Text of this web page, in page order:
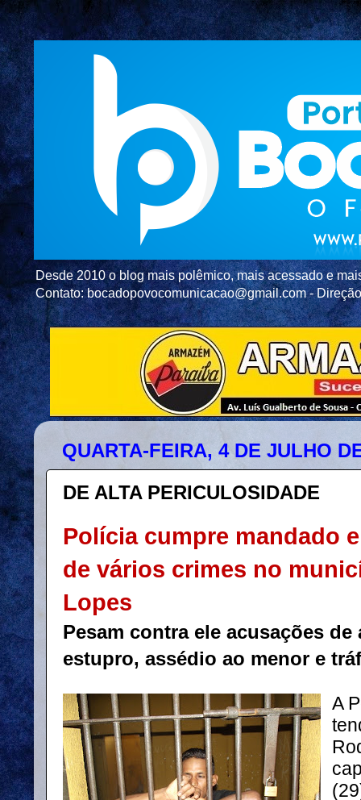
Desde 2010 o blog mais polêmico, mais acessado e
Contato: bocadopovocomunicacao@gmail.com -
QUARTA-FEIRA, 4 DE JULHO
DE ALTA PERICULOSIDADE
Polícia cumpre mandado
de vários crimes no
Lopes
Pesam contra ele acusações
estupro, assédio ao menor e
A